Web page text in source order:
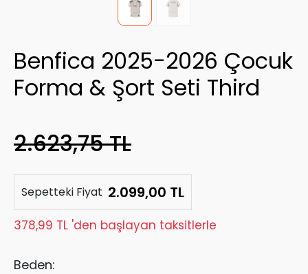
Benfica 2025-2026 Çocuk
Forma & Şort Seti Third
2.623,75 TL
Sepetteki Fiyat 2.099,00 TL
378,99 TL 'den başlayan taksitlerle
Beden: